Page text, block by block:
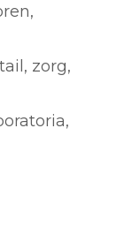
zorg,